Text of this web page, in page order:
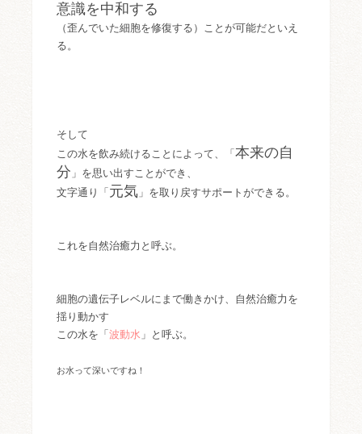
意識を中和する
（歪んでいた細胞を修復する）ことが可能だといえ
る。
そして
この水を飲み続けることによって、「 本来の自
分 」を思い出すことができ、
文字通り「 元気 」を取り戻すサポートができる。
これを自然治癒力と呼ぶ。
細胞の遺伝子レベルにまで働きかけ、自然治癒力を
揺り動かす
この水を「 波動水 」と呼ぶ。
お水って深いですね！